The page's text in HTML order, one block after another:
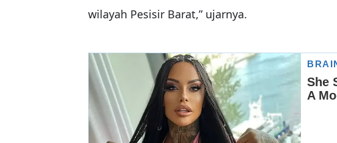
wilayah Pesisir Barat,” ujarnya.